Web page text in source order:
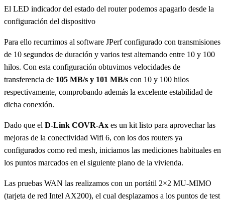
El LED indicador del estado del router podemos apagarlo desde la
configuración del dispositivo
Para ello recurrimos al software JPerf configurado con transmisiones
de 10 segundos de duración y varios test alternando entre 10 y 100
hilos. Con esta configuración obtuvimos velocidades de
transferencia de 105 MB/s y 101 MB/s con 10 y 100 hilos
respectivamente, comprobando además la excelente estabilidad de
dicha conexión.
Dado que el D-Link COVR-Ax es un kit listo para aprovechar las
mejoras de la conectividad Wifi 6, con los dos routers ya
configurados como red mesh, iniciamos las mediciones habituales en
los puntos marcados en el siguiente plano de la vivienda.
Las pruebas WAN las realizamos con un portátil 2×2 MU-MIMO
(tarjeta de red Intel AX200), el cual desplazamos a los puntos de test